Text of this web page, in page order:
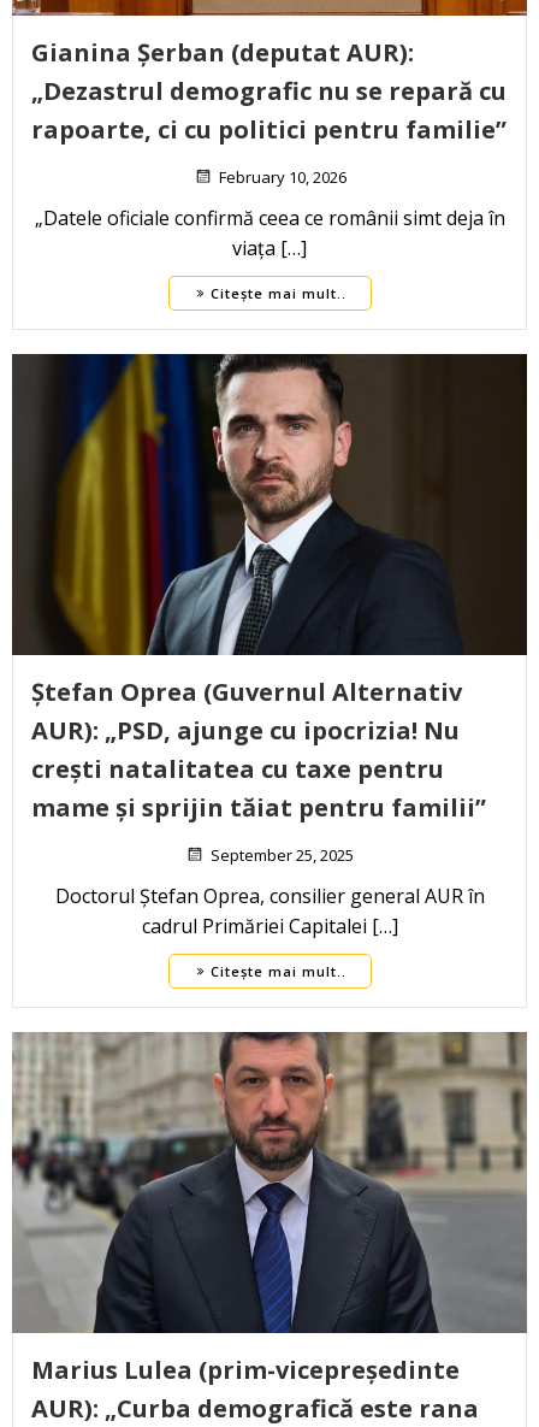
Gianina Șerban (deputat AUR):
„Dezastrul demografic nu se repară cu
rapoarte, ci cu politici pentru familie”
February 10, 2026
„Datele oficiale confirmă ceea ce românii simt deja în
viața […]
Citește mai mult..
Ștefan Oprea (Guvernul Alternativ
AUR): „PSD, ajunge cu ipocrizia! Nu
crești natalitatea cu taxe pentru
mame și sprijin tăiat pentru familii”
September 25, 2025
Doctorul Ștefan Oprea, consilier general AUR în
cadrul Primăriei Capitalei […]
Citește mai mult..
Marius Lulea (prim-vicepreședinte
AUR): „Curba demografică este rana